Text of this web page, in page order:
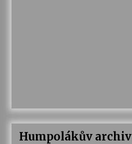
Humpolákův archiv